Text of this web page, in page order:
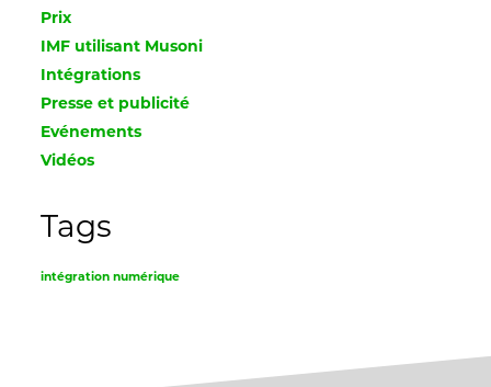
Prix
IMF utilisant Musoni
Intégrations
Presse et publicité
Evénements
Vidéos
Tags
intégration numérique